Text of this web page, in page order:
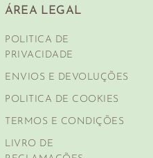
ÁREA LEGAL
POLITICA DE
PRIVACIDADE
ENVIOS E DEVOLUÇÕES
POLITICA DE COOKIES
TERMOS E CONDIÇÕES
LIVRO DE